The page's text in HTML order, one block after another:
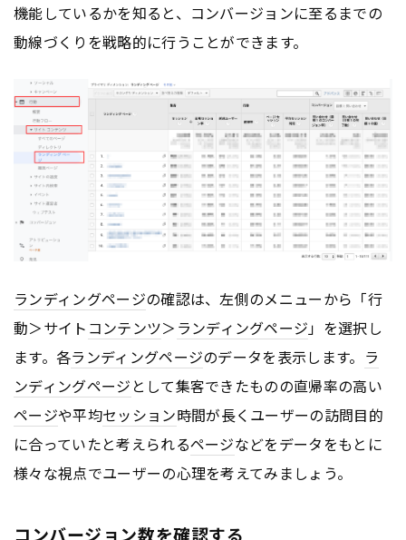
機能しているかを知ると、コンバージョンに至るまでの
動線づくりを戦略的に行うことができます。
ランディングページの確認は、左側のメニューから「行
動＞サイト コンテンツ＞ ランディングページ 」を選択し
ます。各ランディングページのデータを表示します。 ラ
ンディングページ として集客できたものの直帰率の高い
ページや平均セッション時間が長くユーザーの訪問目的
に合っていたと考えられるページなどをデータをもとに
様々な視点でユーザーの心理を考えてみましょう。
コンバージョン数を確認する